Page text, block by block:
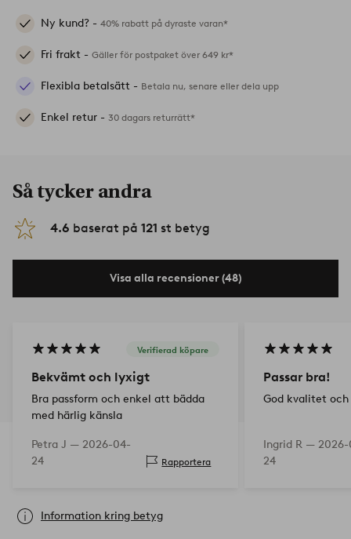
Ny kund? - 40% rabatt på dyraste varan*
Fri frakt - Gäller för postpaket över 649 kr*
Flexibla betalsätt - Betala nu, senare eller dela upp
Enkel retur - 30 dagars returrätt*
Så tycker andra
4.6 baserat på 121 st betyg
Visa alla recensioner (48)
Verifierad köpare
Bekvämt och lyxigt
Bra passform och enkel att bädda
med härlig känsla
Petra J — 2026-04-
24
Rapportera
Passar bra!
God kvalitet
Ingrid R —
24
Information kring betyg